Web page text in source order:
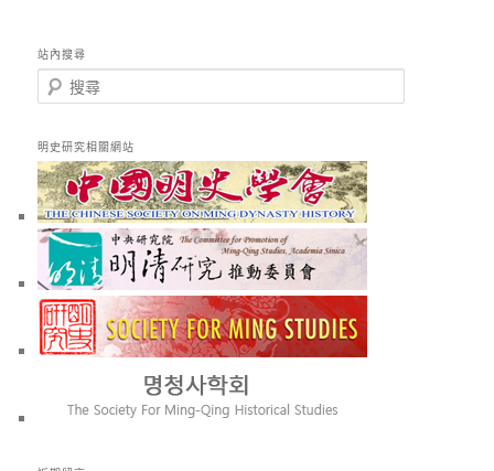
站內搜尋
搜
尋
明史研究相關網站